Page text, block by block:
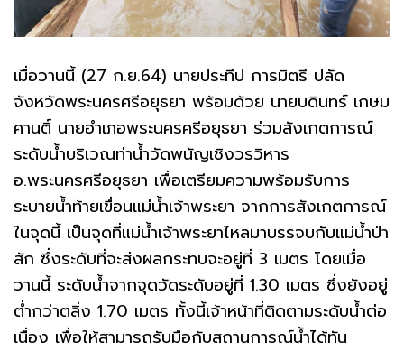
เมื่อวานนี้ (27 ก.ย.64) นายประทีป การมิตรี ปลัด
จังหวัดพระนครศรีอยุธยา พร้อมด้วย นายบดินทร์ เกษม
ศานติ์ นายอำเภอพระนครศรีอยุธยา ร่วมสังเกตการณ์
ระดับน้ำบริเวณท่าน้ำวัดพนัญเชิงวรวิหาร
อ.พระนครศรีอยุธยา เพื่อเตรียมความพร้อมรับการ
ระบายน้ำท้ายเขื่อนแม่น้ำเจ้าพระยา จากการสังเกตการณ์
ในจุดนี้ เป็นจุดที่แม่น้ำเจ้าพระยาไหลมาบรรจบกับแม่น้ำป่า
สัก ซึ่งระดับที่จะส่งผลกระทบจะอยู่ที่ 3 เมตร โดยเมื่อ
วานนี้ ระดับน้ำจากจุดวัดระดับอยู่ที่ 1.30 เมตร ซึ่งยังอยู่
ต่ำกว่าตลิ่ง 1.70 เมตร ทั้งนี้เจ้าหน้าที่ติดตามระดับน้ำต่อ
เนื่อง เพื่อให้สามารถรับมือกับสถานการณ์น้ำได้ทัน